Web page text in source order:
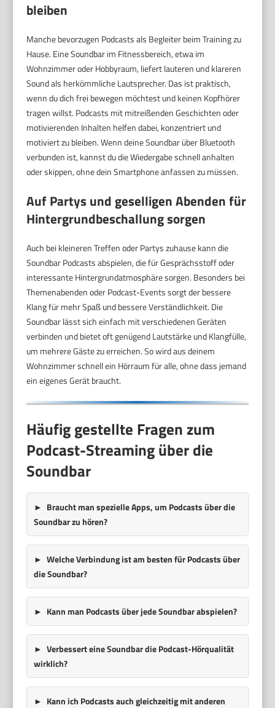
bleiben
Manche bevorzugen Podcasts als Begleiter beim Training zu
Hause. Eine Soundbar im Fitnessbereich, etwa im
Wohnzimmer oder Hobbyraum, liefert lauteren und klareren
Sound als herkömmliche Lautsprecher. Das ist praktisch,
wenn du dich frei bewegen möchtest und keinen Kopfhörer
tragen willst. Podcasts mit mitreißenden Geschichten oder
motivierenden Inhalten helfen dabei, konzentriert und
motiviert zu bleiben. Wenn deine Soundbar über Bluetooth
verbunden ist, kannst du die Wiedergabe schnell anhalten
oder skippen, ohne dein Smartphone anfassen zu müssen.
Auf Partys und geselligen Abenden für
Hintergrundbeschallung sorgen
Auch bei kleineren Treffen oder Partys zuhause kann die
Soundbar Podcasts abspielen, die für Gesprächsstoff oder
interessante Hintergrundatmosphäre sorgen. Besonders bei
Themenabenden oder Podcast-Events sorgt der bessere
Klang für mehr Spaß und bessere Verständlichkeit. Die
Soundbar lässt sich einfach mit verschiedenen Geräten
verbinden und bietet oft genügend Lautstärke und Klangfülle,
um mehrere Gäste zu erreichen. So wird aus deinem
Wohnzimmer schnell ein Hörraum für alle, ohne dass jemand
ein eigenes Gerät braucht.
Häufig gestellte Fragen zum
Podcast-Streaming über die
Soundbar
Braucht man spezielle Apps, um Podcasts über die
Soundbar zu hören?
Welche Verbindung ist am besten für Podcasts über
die Soundbar?
Kann man Podcasts über jede Soundbar abspielen?
Verbessert eine Soundbar die Podcast-Hörqualität
wirklich?
Kann ich Podcasts auch gleichzeitig mit anderen